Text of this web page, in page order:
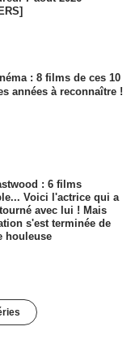
: 8 films de ces 10
années à reconnaître !
: 6 films
Voici l'actrice qui a
avec lui ! Mais
s'est terminée de
houleuse